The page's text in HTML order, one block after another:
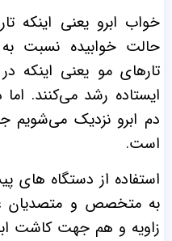
خواب ابرو یعنی اینکه
حالت خوابیده نسبت
تارهای مو یعنی اینکه
ایستاده رشد می‌کنند.
دم ابرو نزدیک می‌شویم
است.
استفاده از دستگاه های
به متخصص و متصدیان
زاویه و هم جهت کاشت